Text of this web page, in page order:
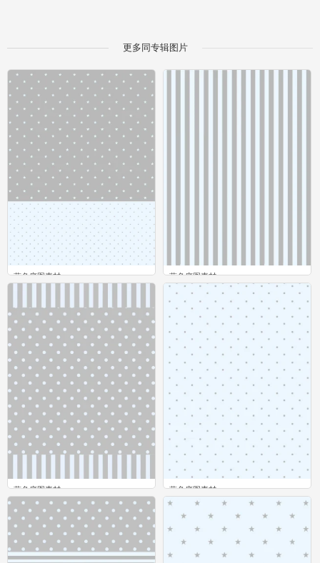
更多同专辑图片
蓝色底图素材
蓝色底图素材
蓝色底图素材 蓝色底图素材